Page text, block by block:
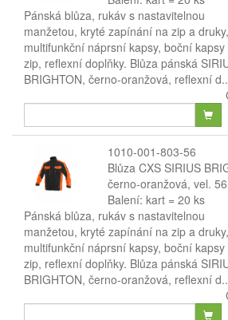
Pánská blůza, rukáv s nastavitelnou
manžetou, kryté zapínání na zip a druky,
multifunkční náprsní kapsy, boční kapsy
zip, reflexní doplňky. Blůza pánská
BRIGHTON, černo-oranžová, reflexní
1010-001-803-56
Blůza CXS SIRIUS
černo-oranžová, vel. 56
Balení: kart = 20 ks
Pánská blůza, rukáv s nastavitelnou
manžetou, kryté zapínání na zip a druky,
multifunkční náprsní kapsy, boční kapsy
zip, reflexní doplňky. Blůza pánská
BRIGHTON, černo-oranžová, reflexní